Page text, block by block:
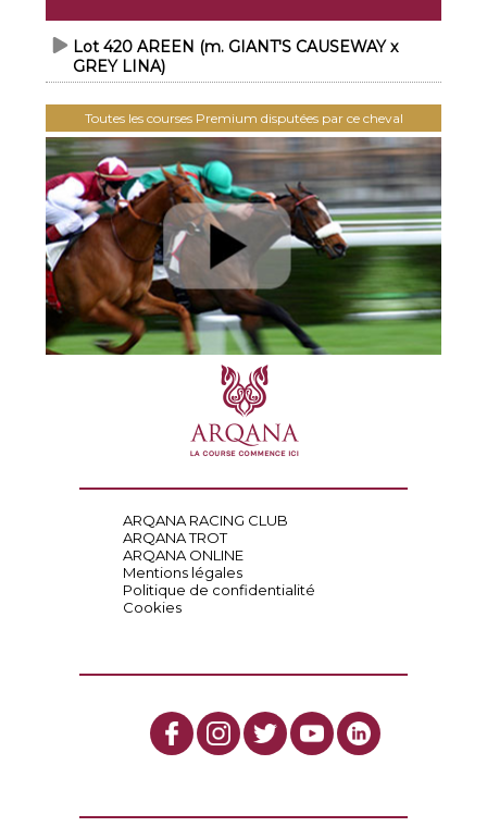
Lot 420 AREEN (m. GIANT'S CAUSEWAY x
GREY LINA)
Toutes les courses Premium disputées par ce cheval
ARQANA RACING CLUB
ARQANA TROT
ARQANA ONLINE
Mentions légales
Politique de confidentialité
Cookies